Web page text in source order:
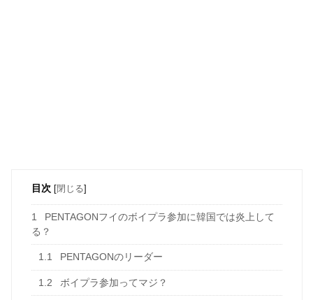
目次 [閉じる]
1
PENTAGONフイのボイプラ参加に韓国では炎上して
る？
1.1 PENTAGONのリーダー
1.2 ボイプラ参加ってマジ？